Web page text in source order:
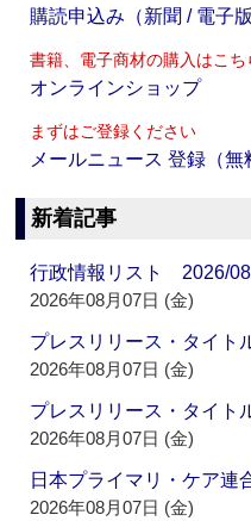
購読申込み（新聞 / 電子版
書籍、電子商材の購入はこち
オンラインショップ
まずはご登録ください
メールニュース 登録（無
新着記事
行政情報リスト 2026/
2026年08月07日 (金)
プレスリリース・タイ
2026年08月07日 (金)
プレスリリース・タイ
2026年08月07日 (金)
日本プライマリ・ケア
2026年08月07日 (金)